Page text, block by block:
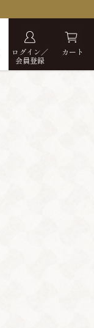
ログイン／
会員登録
カート